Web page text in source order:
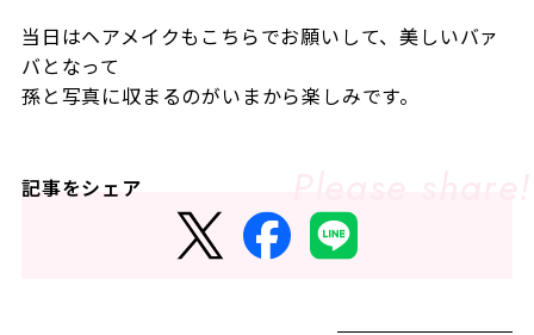
当日はヘアメイクもこちらでお願いして、美しいバァ
バとなって
孫と写真に収まるのがいまから楽しみです。
記事をシェア